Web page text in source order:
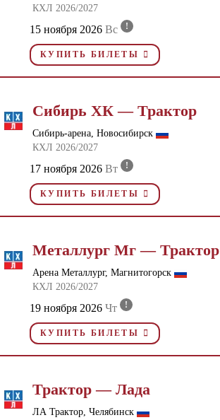
КХЛ 2026/2027
15 ноября 2026 Вс !
КУПИТЬ БИЛЕТЫ
Сибирь ХК — Трактор
Сибирь-арена, Новосибирск
КХЛ 2026/2027
17 ноября 2026 Вт !
КУПИТЬ БИЛЕТЫ
Металлург Мг — Трактор
Арена Металлург, Магнитогорск
КХЛ 2026/2027
19 ноября 2026 Чт !
КУПИТЬ БИЛЕТЫ
Трактор — Лада
ЛА Трактор, Челябинск